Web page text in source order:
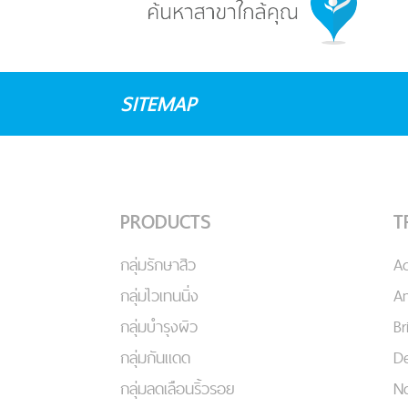
SITEMAP
PRODUCTS
กลุ่มรักษาสิว
กลุ่มไวเทนนิ่ง
กลุ่มบำรุงผิว
กลุ่มกันแดด
กลุ่มลดเลือนริ้วรอย